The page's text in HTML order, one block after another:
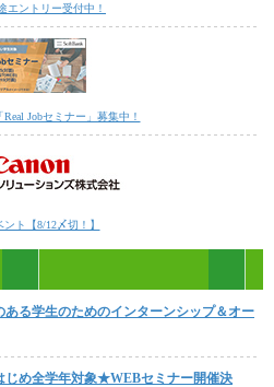
エントリー受付中！
Real Jobセミナー」募集中！
ント【8/12〆切！】
ある学生のためのインターンシップ＆オー
じめ全学年対象★WEBセミナー開催決